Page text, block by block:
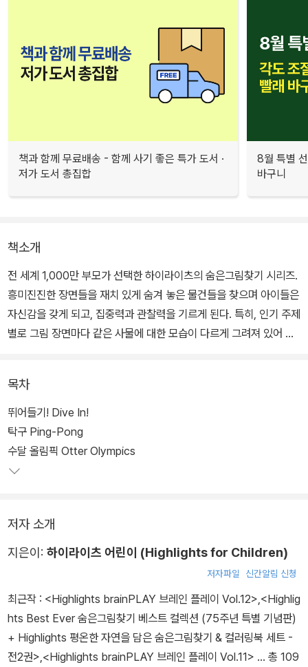
책과 함께 무료배송 - 함께 사기 좋은 특가 도서 ·
저가 도서 총집합
8월 특별
바구니
책소개
전 세계 1,000만 부모가 선택한 하이라이츠의 숨은그림찾기 시리즈.
흥미진진한 장면들을 재치 있게 숨겨 놓은 물건들을 찾으며 아이들은
자신감을 갖게 되고, 집중력과 관찰력을 기르게 된다. 특히, 인기 주제
별로 그림 장면마다 같은 사물에 대한 모습이 다르게 그려져 있어 사
목차
뛰어들기! Dive In!
탁구 Ping-Pong
수달 올림픽 Otter Olympics
저자 소개
지은이: 하이라이츠 어린이 (Highlights for Children)
저자파일 신간알림 신청
최근작 : <Highlights brainPLAY 브레인 플레이 Vol.12>,<Highlig
hts Best Ever 숨은그림찾기 베스트 컬렉션 (75주년 특별 기념판)
+ Highlights 평온한 자연을 담은 숨은그림찾기 & 컬러링북 세트 -
전2권>,<Highlights brainPLAY 브레인 플레이 Vol.11> … 총 109